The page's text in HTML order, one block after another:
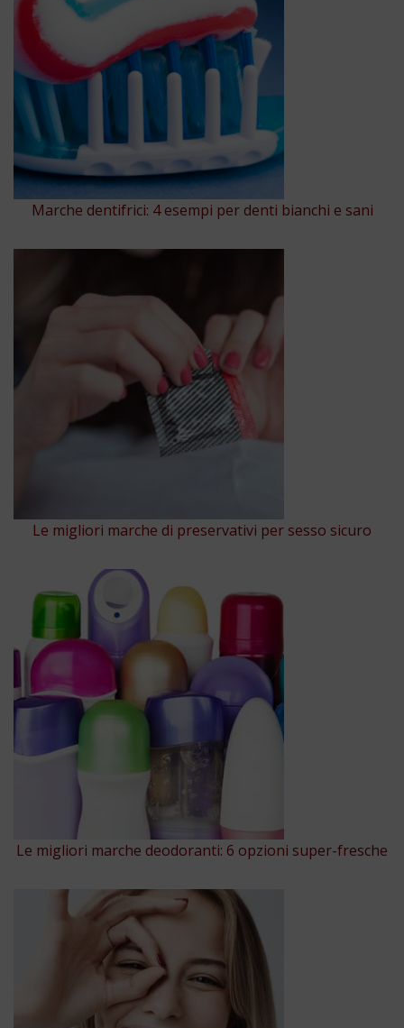
Marche dentifrici: 4 esempi per denti bianchi e sani
Le migliori marche di preservativi per sesso sicuro
Le migliori marche deodoranti: 6 opzioni super-fresche